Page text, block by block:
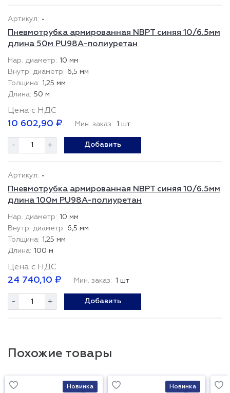
-
Пневмотрубка армированная NBPT синяя 10/6.5мм
длина 50м PU98A-полиуретан
10 мм
6,5 мм
1,25 мм
50 м
Цена с НДС
10 602,90 ₽ Мин. заказ: 1 шт
- + Добавить
-
Пневмотрубка армированная NBPT синяя 10/6.5мм
длина 100м PU98A-полиуретан
10 мм
6,5 мм
1,25 мм
100 м
Цена с НДС
24 740,10 ₽ Мин. заказ: 1 шт
- + Добавить
Похожие товары
Новинка Новинка